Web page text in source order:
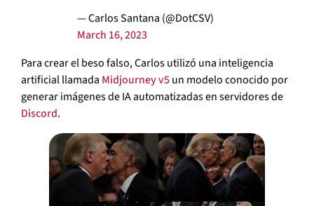
— Carlos Santana (@DotCSV)
March 16, 2023
Para crear el beso falso, Carlos utilizó una inteligencia
artificial llamada Midjourney v5un modelo conocido por
generar imágenes de IA automatizadas en servidores de
Discord.